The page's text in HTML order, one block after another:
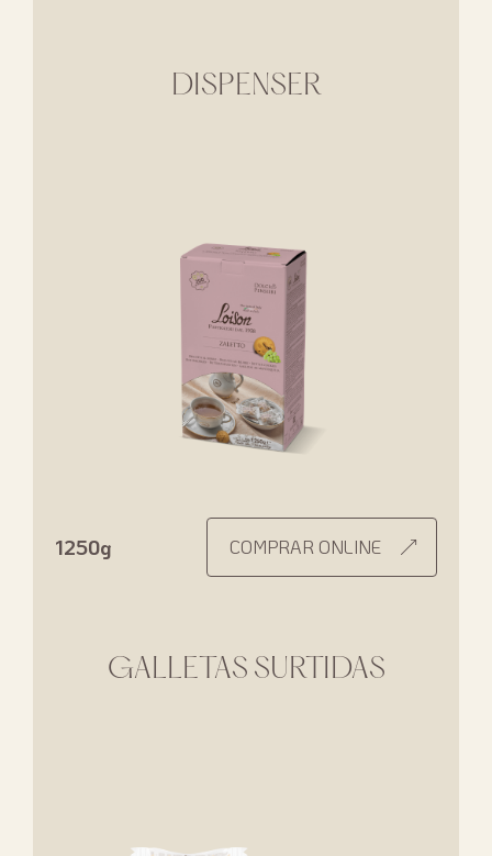
DISPENSER
1250g COMPRAR ONLINE
GALLETAS SURTIDAS